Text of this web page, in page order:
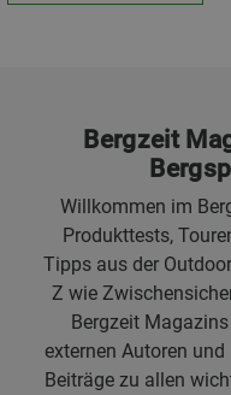
Bergzeit
Willkommen im
Produkttests,
Tipps aus der
Z wie
Bergzeit
externen Autoren
Beiträge zu allen